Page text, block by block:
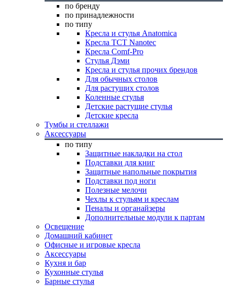
по бренду
по принадлежности
по типу
Кресла и стулья Anatomica
Кресла TCT Nanotec
Кресла Comf-Pro
Стулья Дэми
Кресла и стулья прочих брендов
Для обычных столов
Для растущих столов
Коленные стулья
Детские растущие стулья
Детские кресла
Тумбы и стеллажи
Аксессуары
по типу
Защитные накладки на стол
Подставки для книг
Защитные напольные покрытия
Подставки под ноги
Полезные мелочи
Чехлы к стульям и креслам
Пеналы и органайзеры
Дополнительные модули к партам
Освещение
Домашний кабинет
Офисные и игровые кресла
Аксессуары
Кухня и бар
Кухонные стулья
Барные стулья